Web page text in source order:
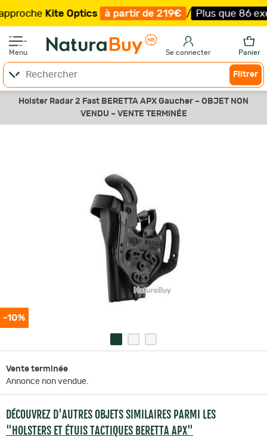
Kite Optics à partir de 219€ / Plus que 86
Menu Se connecter Panier
Filtrer
Holster Radar 2 Fast BERETTA APX Gaucher – OBJET NON
VENDU – VENTE TERMINÉE
-10%
Vente terminée
Annonce non vendue.
DÉCOUVREZ D'AUTRES OBJETS SIMILAIRES PARMI LES
"HOLSTERS ET ÉTUIS TACTIQUES BERETTA APX"